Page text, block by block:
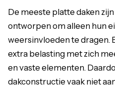
De meeste platte daken
ontworpen om alleen hun
weersinvloeden te dragen.
extra belasting met zich
en vaste elementen.
dakconstructie vaak niet